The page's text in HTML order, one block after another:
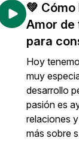
💚 Cómo
Amor de
para
Hoy
muy
desarrollo
pasión es
relaciones
más sobre